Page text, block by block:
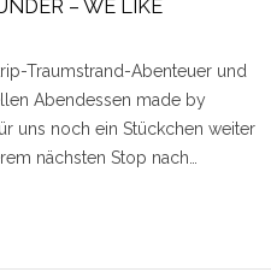
– WE LIKE
Traumstrand-Abenteuer und
Abendessen made by
uns noch ein Stückchen weiter
nächsten Stop nach…